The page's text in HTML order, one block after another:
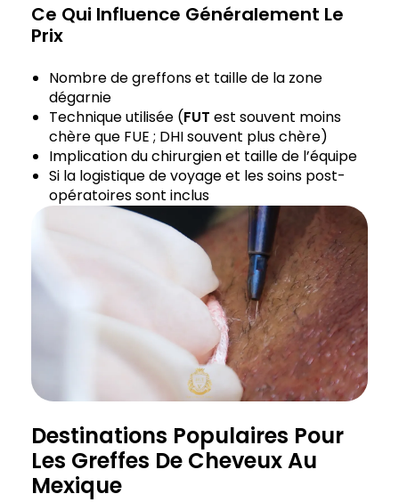
Ce Qui Influence Généralement Le
Prix
Nombre de greffons et taille de la zone
dégarnie
Technique utilisée (FUT est souvent moins
chère que FUE ; DHI souvent plus chère)
Implication du chirurgien et taille de l’équipe
Si la logistique de voyage et les soins post-
opératoires sont inclus
Destinations Populaires Pour
Les Greffes De Cheveux Au
Mexique